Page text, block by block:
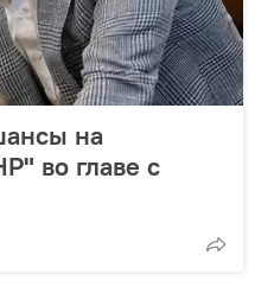
на
во главе с